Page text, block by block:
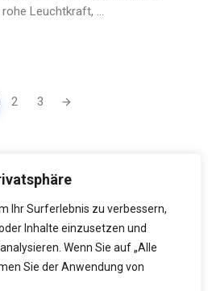
Ihr Surferlebnis zu verbessern,
Inhalte einzusetzen und
Wenn Sie auf „Alle
Sie der Anwendung von
Leuchtkraft, ...
2 3
WERBUNG